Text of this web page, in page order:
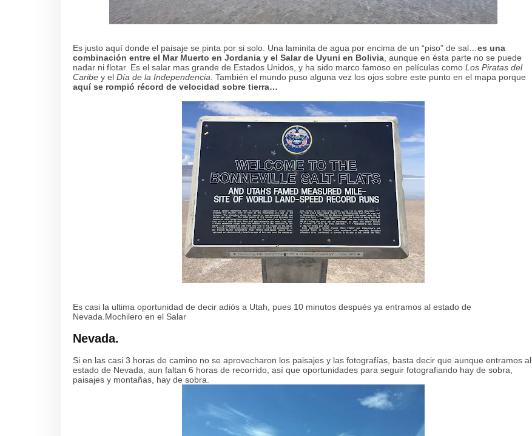
Es justo aquí donde el paisaje se pinta por si solo. Una laminita de agua por encima de un “piso” de sal… es una
combinación entre el Mar Muerto en Jordania y el Salar de Uyuni en Bolivia, aunque en ésta parte no se puede
nadar ni flotar. Es el salar mas grande de Estados Unidos, y ha sido marco famoso en películas como Los Piratas del
Caribey el Día de la Independencia . También el mundo puso alguna vez los ojos sobre este punto en el mapa porque
aquí se rompió récord de velocidad sobre tierra…
Es casi la ultima oportunidad de decir adiós a Utah, pues 10 minutos después ya entramos al estado de
Nevada.Mochilero en el Salar
Nevada.
Si en las casi 3 horas de camino no se aprovecharon los paisajes y las fotografías, basta decir que aunque entramos al
estado de Nevada, aun faltan 6 horas de recorrido, así que oportunidades para seguir fotografiando hay de sobra,
paisajes y montañas, hay de sobra.